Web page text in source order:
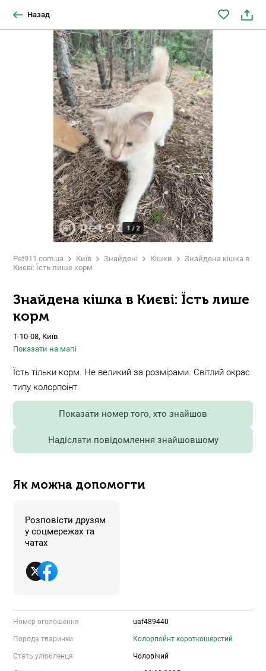
Назад
1/2
Pet911.com.ua Київ Знайдені Кішки
Знайдена кішка в
Києві: Їсть лише корм
Знайдена кішка в Києві: Їсть лише
корм
Т-10-08, Київ
Показати на мапі
Їсть тільки корм. Не великий за розмірами. Світлий окрас
типу колорпоінт
Показати номер того, хто знайшов
Надіслати повідомлення знайшовшому
Як можна допомогти
Розповісти друзям
у соцмережах та
чатах
Номер оголошення uaf489440
Порода тваринки Колорпойнт короткошерстий
Стать улюбленця Чоловічий